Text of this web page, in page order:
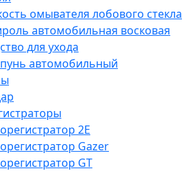
омывателя лобового стекла
автомобильная восковая
для ухода
автомобильный
2E
Gazer
GT